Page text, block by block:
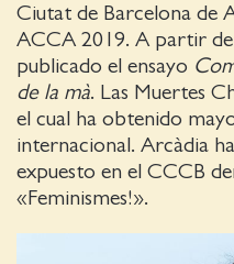
Ciutat de Barcelona de
ACCA 2019. A partir
publicado el ensayo
de la mà. Las Muertes
el cual ha obtenido
internacional. Arcàdia
expuesto en el CCCB
«Feminismes!».